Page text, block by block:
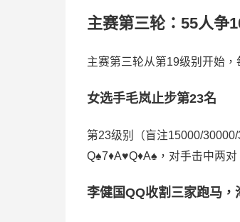
主赛第三轮：55人争
主赛第三轮从第19级别开始
女选手毛岚止步第23名
第23级别（盲注15000/
Q♠️7♦️A♥️Q♦️A♠️，对手击中两对
李健国QQ收割三家跑马，